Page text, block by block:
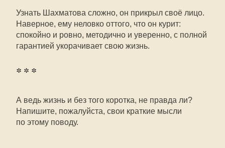
Узнать Шахматова сложно, он прикрыл своё лицо.
Наверное, ему неловко оттого, что он курит:
спокойно и ровно, методично и уверенно, с полной
гарантией укорачивает свою жизнь.
* * *
А ведь жизнь и без того коротка, не правда ли?
Напишите, пожалуйста, свои краткие мысли
по этому поводу.